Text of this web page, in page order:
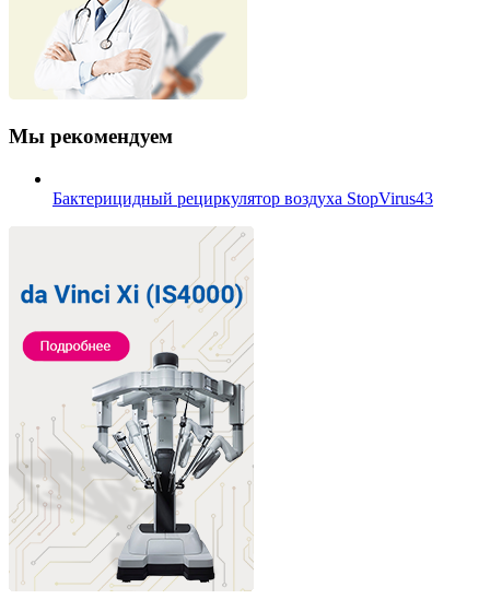
Мы рекомендуем
Бактерицидный рециркулятор воздуха StopVirus43